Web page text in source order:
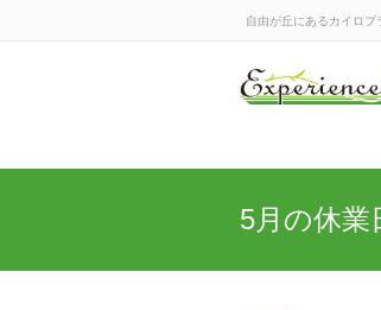
自由が丘にあるカイロ
5月の休業